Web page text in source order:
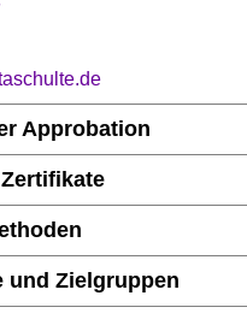
Approbation
und Zielgruppen